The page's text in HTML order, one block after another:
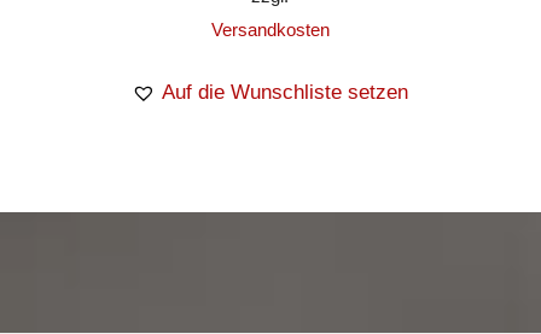
Versandkosten
Auf die Wunschliste setzen